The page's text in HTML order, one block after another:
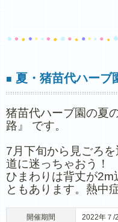
■ 夏・猪苗代ハーブ
猪苗代ハーブ園の夏
路』 です。
7月下旬から見ごろ
道に迷っちゃおう！
ひまわりは背丈が
ともあります。熱中
開催期間 2022年７/